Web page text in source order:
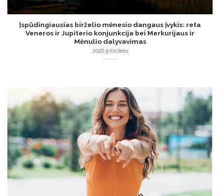
Įspūdingiausias birželio mėnesio dangaus įvykis: reta
Veneros ir Jupiterio konjunkcija bei Merkurijaus ir
Mėnulio dalyvavimas
2026 9 birželio